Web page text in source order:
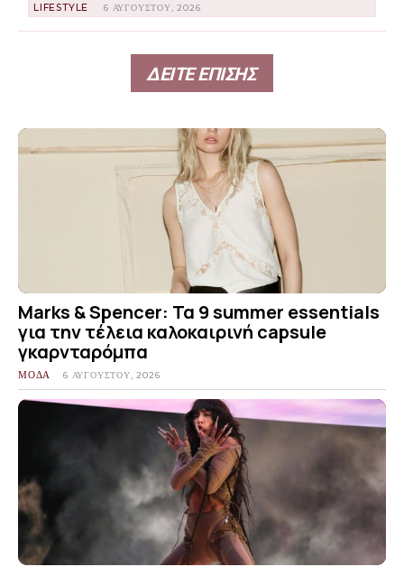
LIFESTYLE 6 ΑΥΓΟΎΣΤΟΥ, 2026
ΔΕΙΤΕ ΕΠΙΣΗΣ
Marks & Spencer: Τα 9 summer essentials
για την τέλεια καλοκαιρινή capsule
γκαρνταρόμπα
ΜΟΔΑ 6 ΑΥΓΟΎΣΤΟΥ, 2026